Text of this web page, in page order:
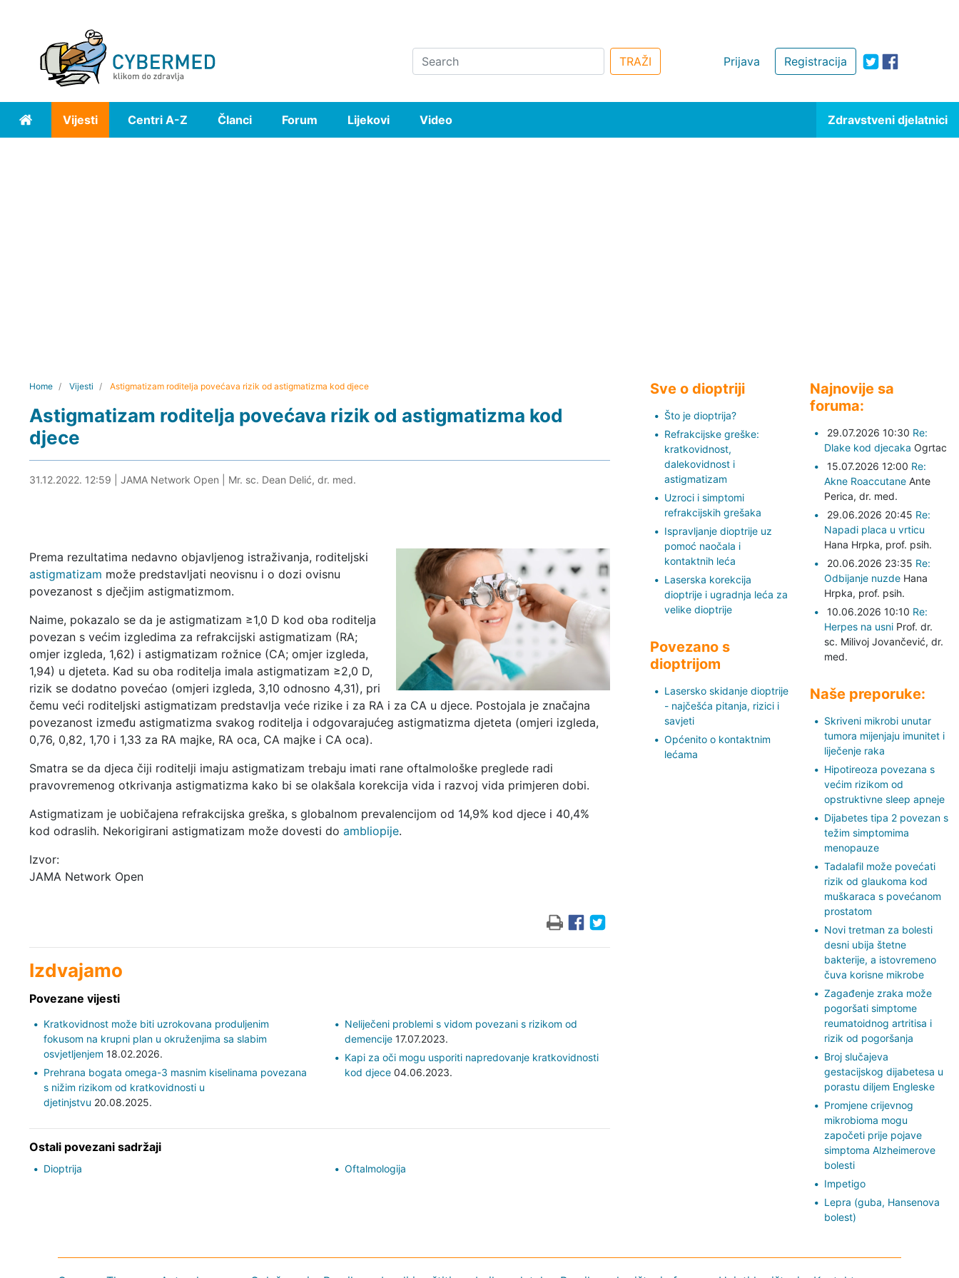
Registracija
Prijava
Search TRAŽI
Home Vijesti Centri A-Z Članci Forum Lijekovi Video Zdravstveni djelatnici
Home Vijesti Astigmatizam roditelja povećava rizik od astigmatizma kod djece
Astigmatizam roditelja povećava rizik od astigmatizma kod
djece
31.12.2022. 13:20
31.12.2022. 12:59 JAMA Network Open Mr. sc. Dean Delić, dr. med.
Prema rezultatima nedavno objavljenog istraživanja, roditeljski
astigmatizam može predstavljati neovisnu i o dozi ovisnu
povezanost s dječjim astigmatizmom.
Naime, pokazalo se da je astigmatizam ≥1,0 D kod oba roditelja
povezan s većim izgledima za refrakcijski astigmatizam (RA;
omjer izgleda, 1,62) i astigmatizam rožnice (CA; omjer izgleda,
1,94) u djeteta. Kad su oba roditelja imala astigmatizam ≥2,0 D,
rizik se dodatno povećao (omjeri izgleda, 3,10 odnosno 4,31), pri
čemu veći roditeljski astigmatizam predstavlja veće rizike i za RA i za CA u djece. Postojala je značajna
povezanost između astigmatizma svakog roditelja i odgovarajućeg astigmatizma djeteta (omjeri izgleda,
0,76, 0,82, 1,70 i 1,33 za RA majke, RA oca, CA majke i CA oca).
Smatra se da djeca čiji roditelji imaju astigmatizam trebaju imati rane oftalmološke preglede radi
pravovremenog otkrivanja astigmatizma kako bi se olakšala korekcija vida i razvoj vida primjeren dobi.
Astigmatizam je uobičajena refrakcijska greška, s globalnom prevalencijom od 14,9% kod djece i 40,4%
kod odraslih. Nekorigirani astigmatizam može dovesti do ambliopije.
Izvor:
JAMA Network Open
Izdvajamo
Povezane vijesti
Kratkovidnost može biti uzrokovana produljenim
fokusom na krupni plan u okruženjima sa slabim
osvjetljenjem 18.02.2026.
Prehrana bogata omega-3 masnim kiselinama povezana
s nižim rizikom od kratkovidnosti u
djetinjstvu 20.08.2025.
Neliječeni problemi s vidom povezani s rizikom od
demencije 17.07.2023.
Kapi za oči mogu usporiti napredovanje kratkovidnosti
kod djece 04.06.2023.
Ostali povezani sadržaji
Dioptrija Oftalmologija
Sve o dioptriji
Što je dioptrija?
Refrakcijske greške:
kratkovidnost,
dalekovidnost i
astigmatizam
Uzroci i simptomi
refrakcijskih grešaka
Ispravljanje dioptrije uz
pomoć naočala i
kontaktnih leća
Laserska korekcija
dioptrije i ugradnja leća za
velike dioptrije
Povezano s
dioptrijom
Lasersko skidanje dioptrije
- najčešća pitanja, rizici i
savjeti
Općenito o kontaktnim
lećama
Najnovije sa
foruma:
29.07.2026 10:30 Re:
Dlake kod djecaka Ogrtac
15.07.2026 12:00 Re:
Akne Roaccutane Ante
Perica, dr. med.
29.06.2026 20:45 Re:
Napadi placa u vrticu
Hana Hrpka, prof. psih.
20.06.2026 23:35 Re:
Odbijanje nuzde Hana
Hrpka, prof. psih.
10.06.2026 10:10 Re:
Herpes na usni Prof. dr.
sc. Milivoj Jovančević, dr.
med.
Naše preporuke:
Skriveni mikrobi unutar
tumora mijenjaju imunitet i
liječenje raka
Hipotireoza povezana s
većim rizikom od
opstruktivne sleep apneje
Dijabetes tipa 2 povezan s
težim simptomima
menopauze
Tadalafil može povećati
rizik od glaukoma kod
muškaraca s povećanom
prostatom
Novi tretman za bolesti
desni ubija štetne
bakterije, a istovremeno
čuva korisne mikrobe
Zagađenje zraka može
pogoršati simptome
reumatoidnog artritisa i
rizik od pogoršanja
Broj slučajeva
gestacijskog dijabetesa u
porastu diljem Engleske
Promjene crijevnog
mikrobioma mogu
započeti prije pojave
simptoma Alzheimerove
bolesti
Impetigo
Lepra (guba, Hansenova
bolest)